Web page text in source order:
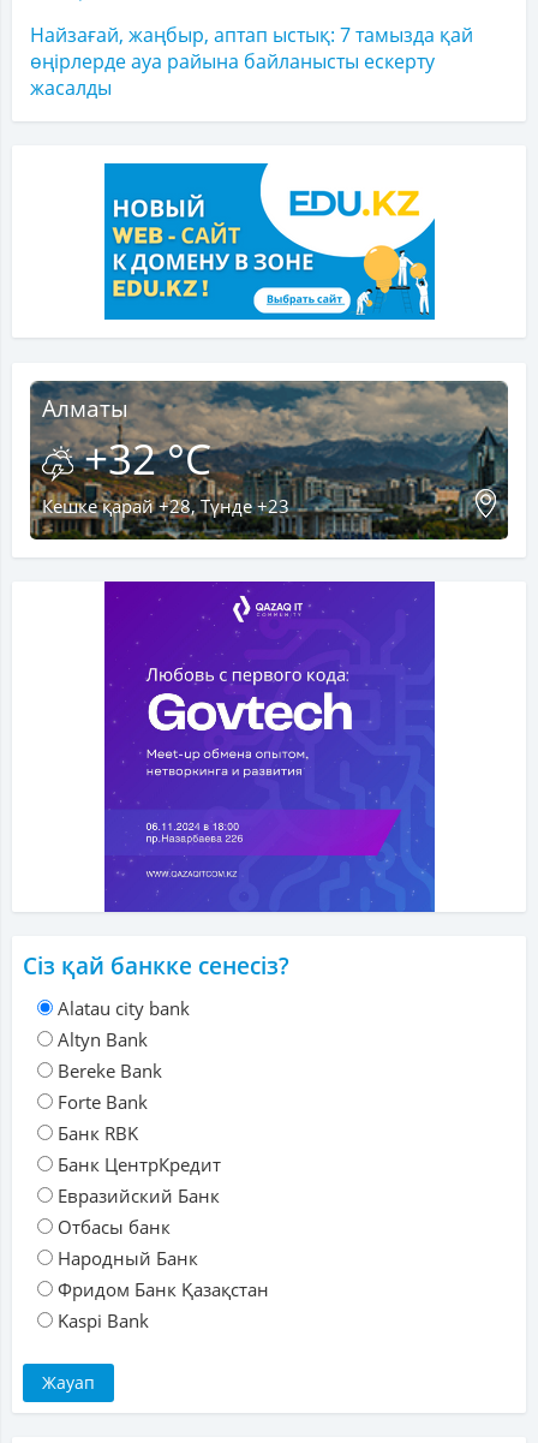
Найзағай, жаңбыр, аптап ыстық: 7 тамызда қай
өңірлерде ауа райына байланысты ескерту
жасалды
Алматы
+32 °C
Кешке қарай +28, Түнде +23
Сіз қай банкке сенесіз?
Alatau city bank
Altyn Bank
Bereke Bank
Forte Bank
Банк RBK
Банк ЦентрКредит
Евразийский Банк
Отбасы банк
Народный Банк
Фридом Банк Қазақстан
Kaspi Bank